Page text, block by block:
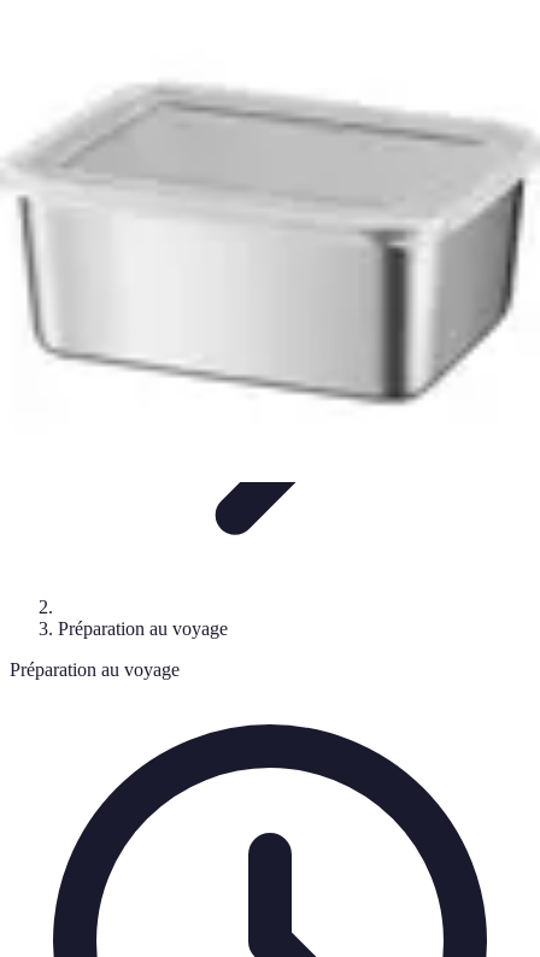
Voyage d'Aventure
Préparation au voyage
Préparation au voyage